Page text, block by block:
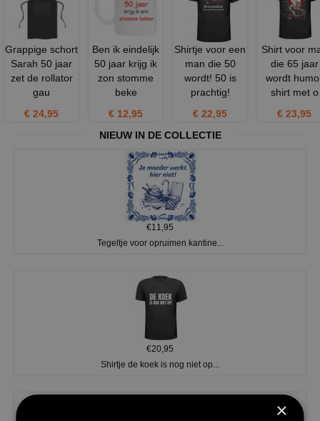
Grappige schort
Sarah 50 jaar
zet de rollator
gau
€ 24,95
Ben ik eindelijk
50 jaar krijg ik
zon stomme
beke
€ 12,95
Shirtje voor een
man die 50
wordt! 50 is
prachtig!
€ 22,95
Shirt voor
die 65 jaar
wordt
shirt met o
€ 23,95
NIEUW IN DE COLLECTIE
€11,95
Tegeltje voor opruimen kantine...
€20,95
Shirtje de koek is nog niet op...
×